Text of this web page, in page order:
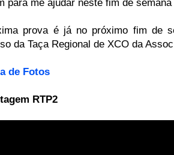
para me ajudar neste fim de
prova é já no próximo fim de
da Taça Regional de XCO da
de Fotos
RTP2